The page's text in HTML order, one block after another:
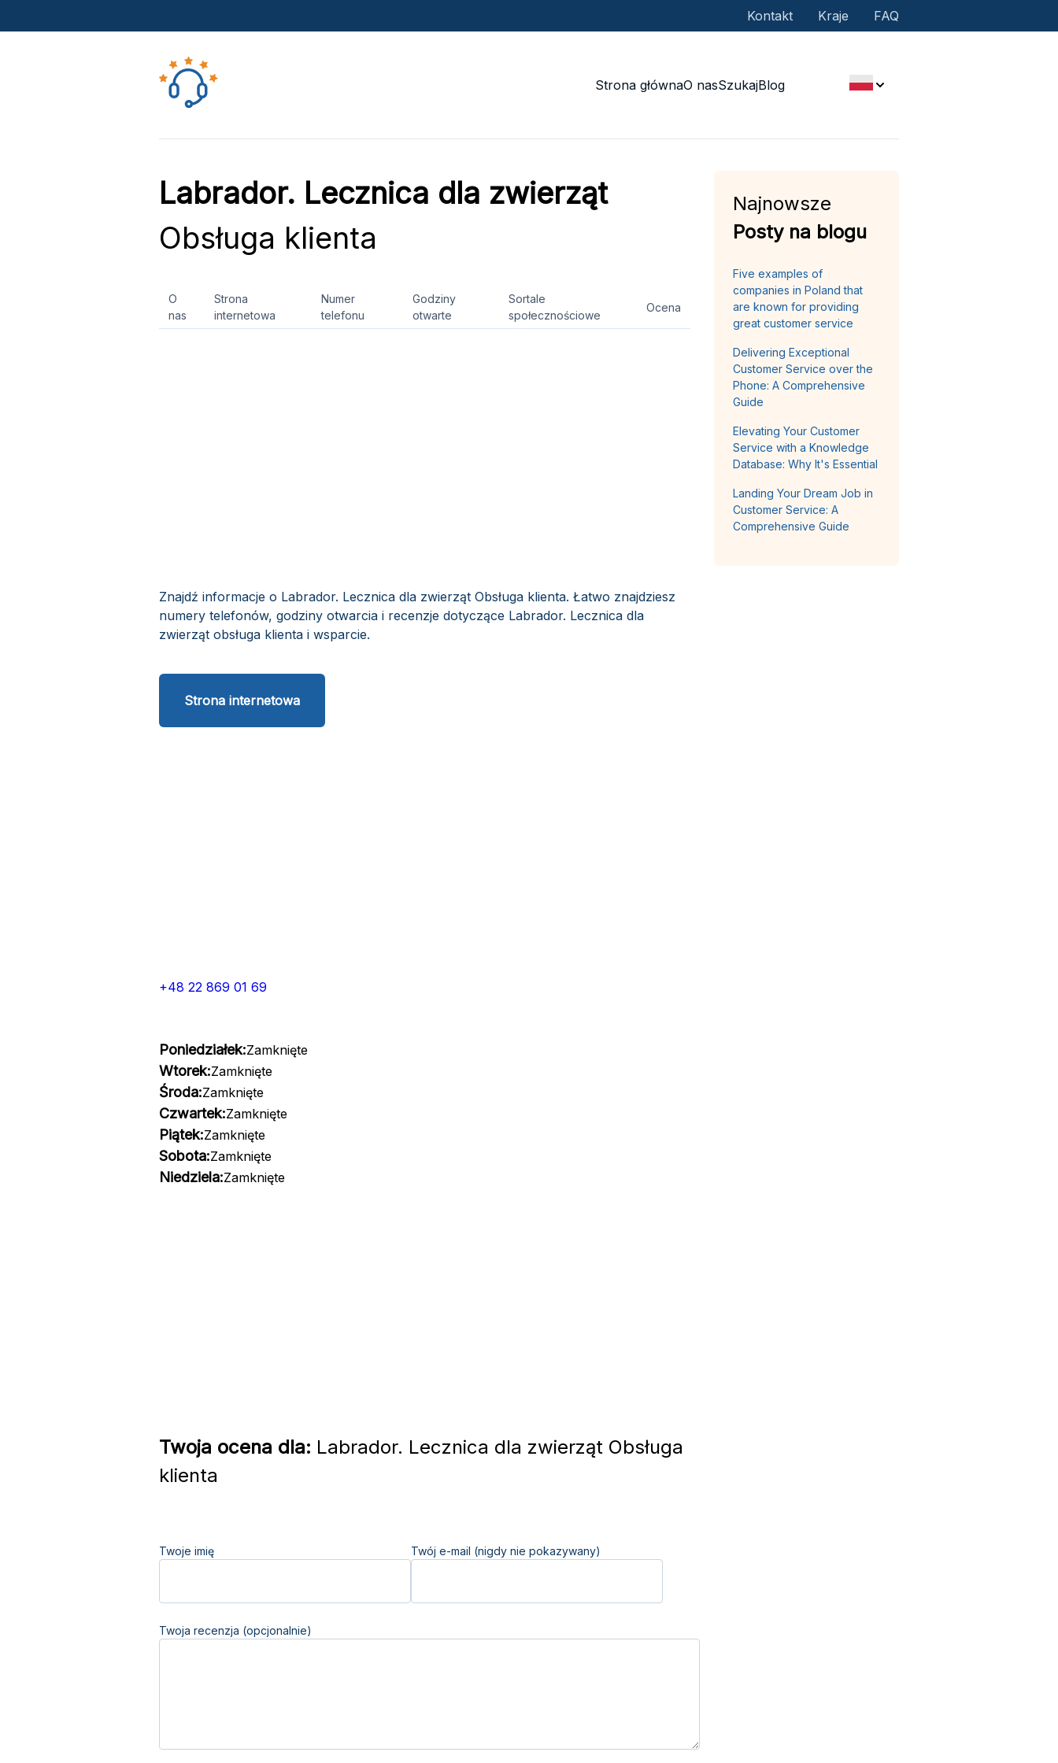
Kontakt Kraje FAQ
Strona głównaO nasSzukajBlog
Labrador. Lecznica dla zwierząt
Obsługa klienta
O
nas
Strona
internetowa
Numer
telefonu
Godziny
otwarte
Sortale
społecznościowe
Ocena
Znajdź informacje o Labrador. Lecznica dla zwierząt Obsługa klienta. Łatwo znajdziesz
numery telefonów, godziny otwarcia i recenzje dotyczące Labrador. Lecznica dla
zwierząt obsługa klienta i wsparcie.
Strona internetowa
+48 22 869 01 69
Poniedziałek:Zamknięte
Wtorek:Zamknięte
Środa:Zamknięte
Czwartek:Zamknięte
Piątek:Zamknięte
Sobota:Zamknięte
Niedziela:Zamknięte
Twoja ocena dla: Labrador. Lecznica dla zwierząt Obsługa
klienta
Twoje imię Twój e-mail (nigdy nie pokazywany)
Twoja recenzja (opcjonalnie)
Najnowsze
Posty na blogu
Five examples of
companies in Poland that
are known for providing
great customer service
Delivering Exceptional
Customer Service over the
Phone: A Comprehensive
Guide
Elevating Your Customer
Service with a Knowledge
Database: Why It's Essential
Landing Your Dream Job in
Customer Service: A
Comprehensive Guide